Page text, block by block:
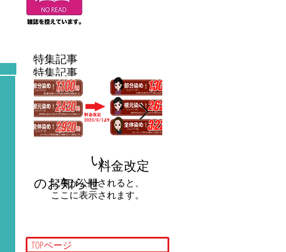
特集記事
後でもう一度
お試しくださ
い
記事が公開されると、
ここに表示されます。
TOPページ
特集記事
料金改定
のお知らせ